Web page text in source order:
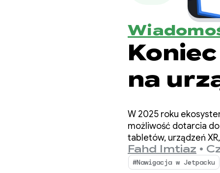
na
W 2025 roku
możliwość dotarcia
tabletów, urządzeń
Fahd Imtiaz •
#Nawigacja w Jetpacku